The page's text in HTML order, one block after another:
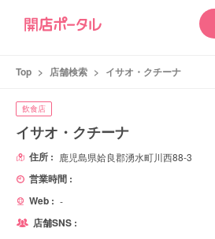
Top > 店舗検索 > イサオ・クチーナ
飲食店
イサオ・クチーナ
住所 : 鹿児島県姶良郡湧水町川西88-3
営業時間 :
Web : -
店舗SNS :